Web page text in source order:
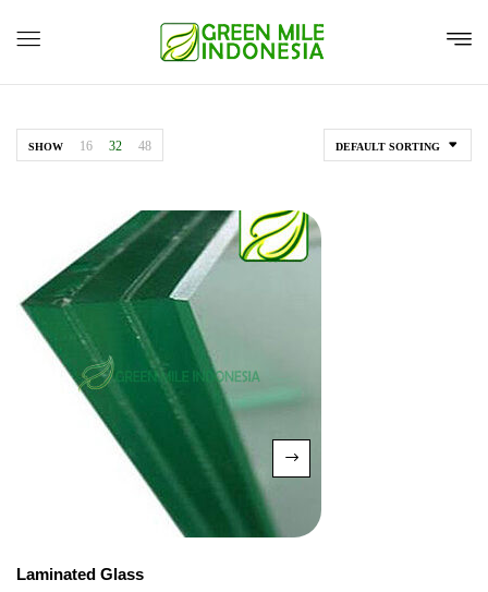
DEFAULT SORTING
SHOW 16 32 48
Laminated Glass